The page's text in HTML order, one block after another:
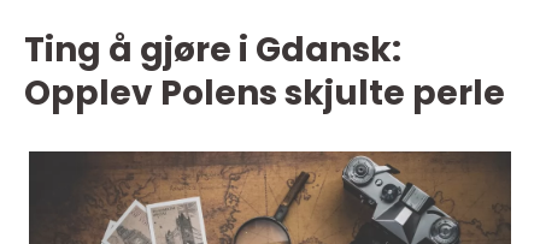
Ting å gjøre i Gdansk:
Opplev Polens skjulte perle